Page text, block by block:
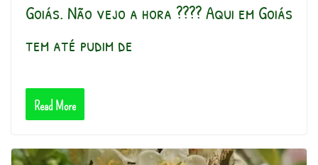
Goiás. Não vejo a hora ???? Aqui em Goiás
tem até pudim de
Read More